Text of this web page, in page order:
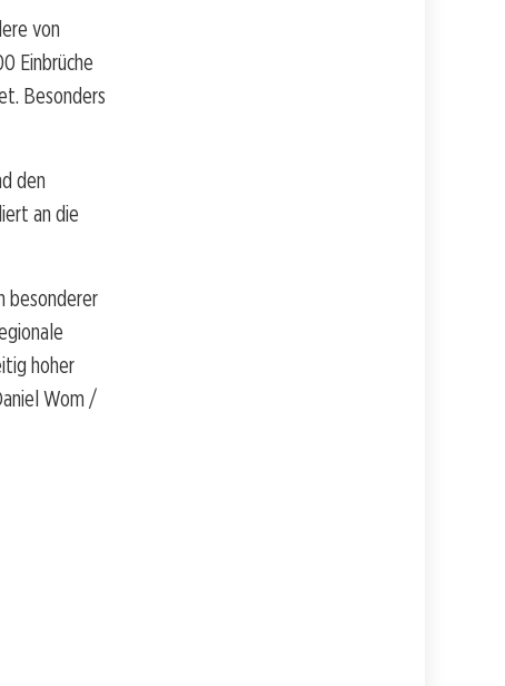
von
Einbrüche
Besonders
den
an die
besonderer
hoher
Wom /